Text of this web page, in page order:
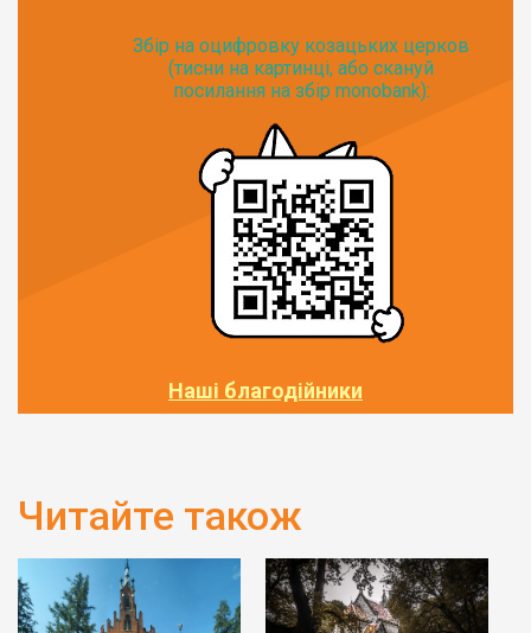
Збір на оцифровку козацьких церков
(тисни на картинці, або скануй
посилання на збір monobank):
Наші благодійники
Читайте також